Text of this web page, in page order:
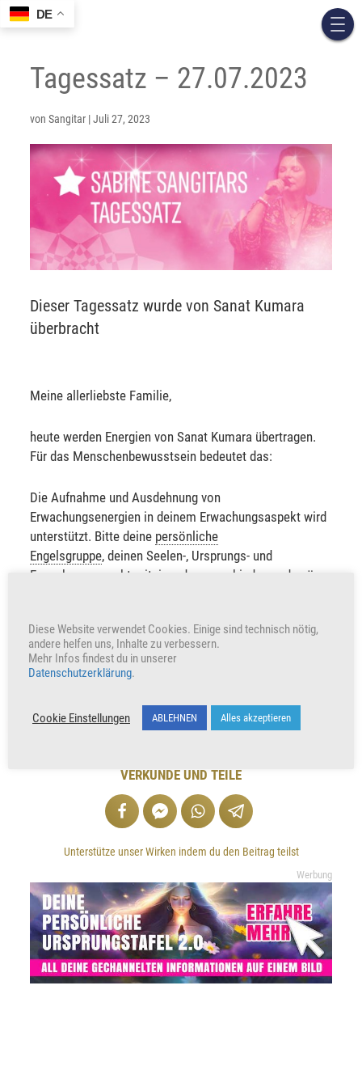
Tagessatz – 27.07.2023
vonSangitar |Juli 27, 2023
Dieser Tagessatz wurde von Sanat Kumara
überbracht
Meine allerliebste Familie,
heute werden Energien von Sanat Kumara übertragen.
Für das Menschenbewusstsein bedeutet das:
Die Aufnahme und Ausdehnung von
Erwachungsenergien in deinem Erwachungsaspekt wird
unterstützt. Bitte deine persönliche
Engelsgruppe, deinen Seelen-, Ursprungs- und
Erwachungsaspekt miteinander zu verbinden und spüre
Ich wünsche dir einen wunderschönen Tag.
Sabine Sangitar
+395 Herzen freuen auch uns
VERKÜNDE UND TEILE
Unterstütze unser Wirken indem du den Beitrag teilst
Werbung
Diese Website verwendet Cookies. Einige sind technisch nötig,
andere helfen uns, Inhalte zu verbessern.
Mehr Infos findest du in unserer
Datenschutzerklärung.
Cookie Einstellungen ABLEHNEN Alles akzeptieren
DE